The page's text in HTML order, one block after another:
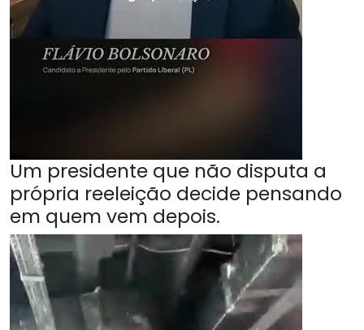
Um presidente que não disputa a
própria reeleição decide pensando
em quem vem depois.